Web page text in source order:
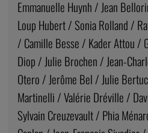
Emmanuelle Huynh / Jean
Loup Hubert / Sonia Rolland /
/ Camille Besse / Kader Attou /
Diop / Julie Brochen / Jean-
Otero / Jerôme Bel / Julie
Martinelli / Valérie Dréville /
Sylvain Creuzevault / Phia